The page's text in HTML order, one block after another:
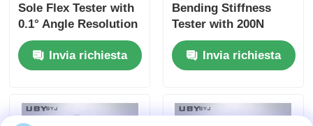
Sole Flex Tester with
0.1° Angle Resolution
and Adjustable
Bending Speed for
Footwear Quality
Invia richiesta
Bending Stiffness
Tester with 200N
Capacity Adjustable
Bending Speed and
High Precision Angle
Footwear Testing
Invia richiesta